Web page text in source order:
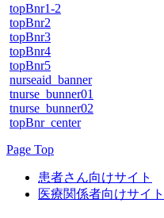
topBnr1-2
topBnr2
topBnr3
topBnr4
topBnr5
nurseaid_banner
tnurse_bunner01
tnurse_bunner02
topBnr_center
Page Top
患者さん向けサイト
医療関係者向けサイト